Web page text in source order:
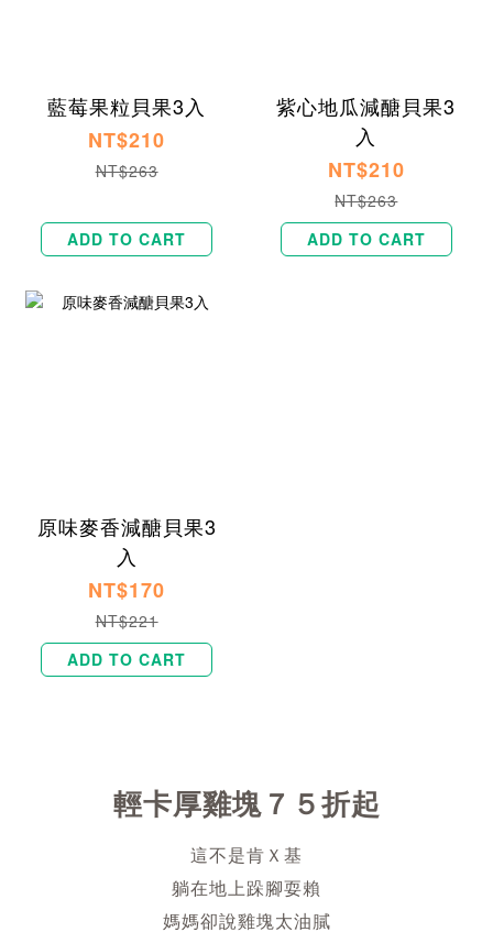
藍莓果粒貝果3入
NT$210
NT$263
ADD TO CART
紫心地瓜減醣貝果3
入
NT$210
NT$263
ADD TO CART
原味麥香減醣貝果3
入
NT$170
NT$221
ADD TO CART
輕卡厚雞塊７５折起
這不是肯Ｘ基
躺在地上跺腳耍賴
媽媽卻說雞塊太油膩